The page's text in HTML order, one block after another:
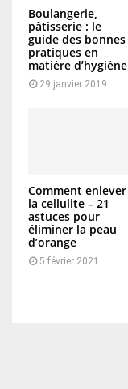
Boulangerie,
pâtisserie : le
guide des bonnes
pratiques en
matière d’hygiène
29 janvier 2019
Comment enlever
la cellulite – 21
astuces pour
éliminer la peau
d’orange
5 février 2021